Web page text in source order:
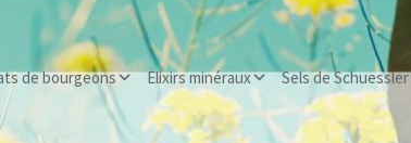
de bourgeons Elixirs minéraux Sels de Schuessler